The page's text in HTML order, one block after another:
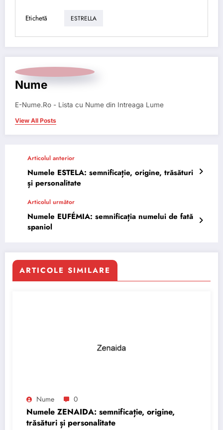
Etichetă ESTRELLA
Nume
E-Nume.Ro - Lista cu Nume din Intreaga Lume
View All Posts
Articolul anterior
Numele ESTELA: semnificație, origine, trăsături
și personalitate
Articolul următor
Numele EUFÉMIA: semnificația numelui de fată
spaniol
ARTICOLE SIMILARE
Nume 0
Numele ZENAIDA: semnificație, origine,
trăsături și personalitate